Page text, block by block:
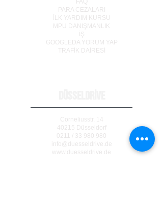
FAQ
PARA CEZALARI
İLK YARDIM KURSU
MPU DANIŞMANLIK
İŞ
GOOGLEDA YORUM YAP
TRAF K DA RES
Corneliusstr. 14
40215 Düsseldorf
0211 / 33 980 980
info@duesseldrive.de
www.duesseldrive.de